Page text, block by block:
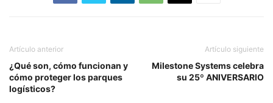
Artículo anterior
¿Qué son, cómo funcionan y
cómo proteger los parques
logísticos?
Artículo siguiente
Milestone Systems celebra
su 25º ANIVERSARIO